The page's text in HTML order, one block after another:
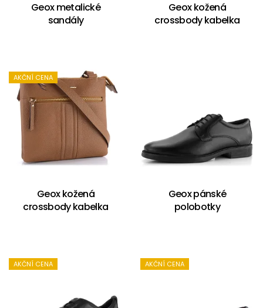
Geox metalické
sandály
Geox kožená
crossbody kabelka
AKČNÍ CENA
Geox kožená
crossbody kabelka
Geox pánské
polobotky
AKČNÍ CENA AKČNÍ CENA